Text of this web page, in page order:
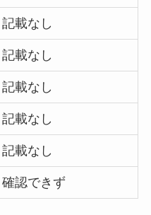
記載なし
記載なし
記載なし
記載なし
記載なし
確認できず